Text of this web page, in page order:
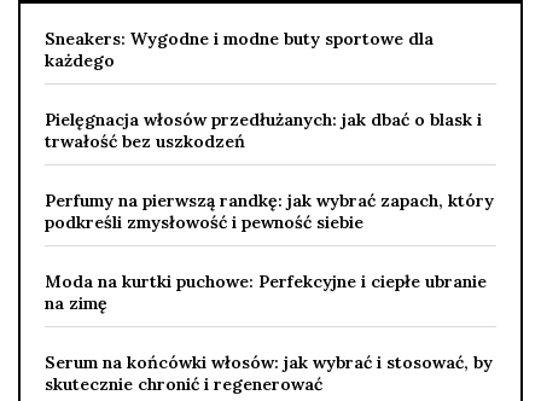
Sneakers: Wygodne i modne buty sportowe dla
każdego
Pielęgnacja włosów przedłużanych: jak dbać o blask i
trwałość bez uszkodzeń
Perfumy na pierwszą randkę: jak wybrać zapach, który
podkreśli zmysłowość i pewność siebie
Moda na kurtki puchowe: Perfekcyjne i ciepłe ubranie
na zimę
Serum na końcówki włosów: jak wybrać i stosować, by
skutecznie chronić i regenerować